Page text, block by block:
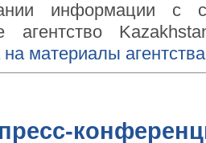
информации с
агентство
материалы
пресс-